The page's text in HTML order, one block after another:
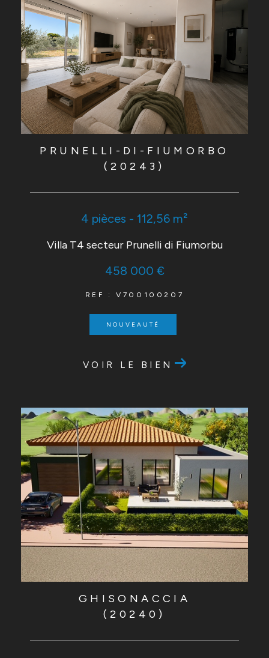
PRUNELLI-DI-FIUMORBO
(20243)
4 pièces - 112,56 m²
Villa T4 secteur Prunelli di Fiumorbu
458 000 €
REF : V700100207
NOUVEAUTÉ
VOIR LE BIEN
GHISONACCIA
(20240)